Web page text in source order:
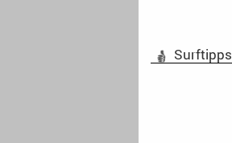
Surftipps